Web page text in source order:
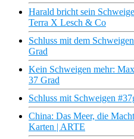
Harald bricht sein
Terra X Lesch & Co
Schluss mit dem
Grad
Kein Schweigen mehr:
37 Grad
Schluss mit Schweigen
China: Das Meer, die
Karten | ARTE